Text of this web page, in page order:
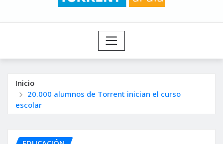
Inicio
20.000 alumnos de Torrent inician el curso
escolar